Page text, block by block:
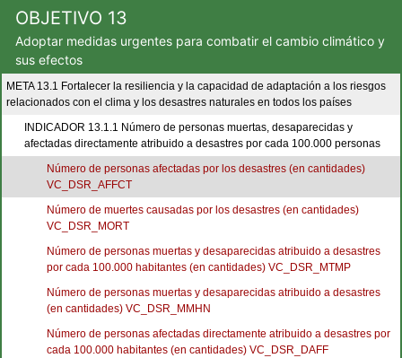
OBJETIVO 13
Adoptar medidas urgentes para combatir el cambio climático y
sus efectos
META 13.1 Fortalecer la resiliencia y la capacidad de adaptación a los riesgos
relacionados con el clima y los desastres naturales en todos los países
INDICADOR 13.1.1 Número de personas muertas, desaparecidas y
afectadas directamente atribuido a desastres por cada 100.000 personas
Número de personas afectadas por los desastres (en cantidades)
VC_DSR_AFFCT
Número de muertes causadas por los desastres (en cantidades)
VC_DSR_MORT
Número de personas muertas y desaparecidas atribuido a desastres
por cada 100.000 habitantes (en cantidades) VC_DSR_MTMP
Número de personas muertas y desaparecidas atribuido a desastres
(en cantidades) VC_DSR_MMHN
Número de personas afectadas directamente atribuido a desastres por
cada 100.000 habitantes (en cantidades) VC_DSR_DAFF